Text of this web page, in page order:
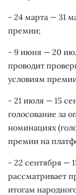
- 24 марта — 31
премии;
- 9 июня — 20
проводит
условиям
- 21 июля — 15
голосование за
номинациях
премии на
- 22 сентября —
рассматривает
итогам